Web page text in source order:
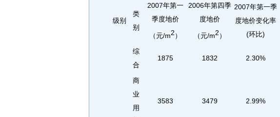
级别
类
别
2007年第一
季度地价
（元/m2）
2006年第四季
度地价
（元/m2）
2007年第一季
度地价变化率
(环比)
综
合
1875 1832 2.30%
商
业
用
3583 3479 2.99%